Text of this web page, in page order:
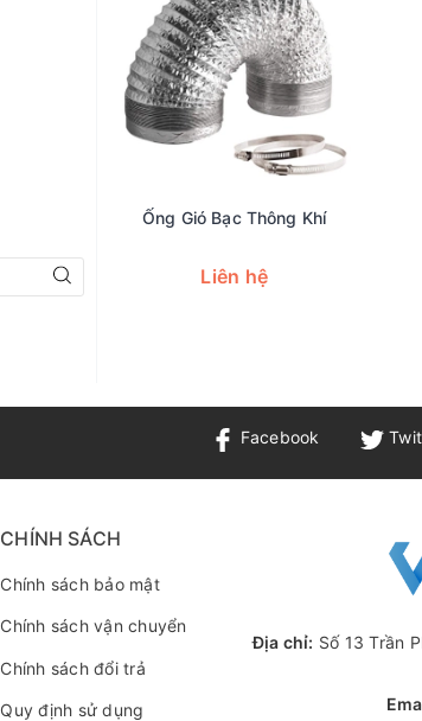
Ống Gió Bạc Thông Khí
Liên hệ
Facebook
CHÍNH SÁCH
Chính sách bảo mật
Chính sách vận chuyển
Chính sách đổi trả
Quy định sử dụng
Địa chỉ: Số 13 Trần